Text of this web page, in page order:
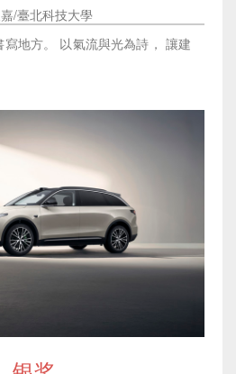
/臺北科技大學
地方。 以氣流與光為詩， 讓建